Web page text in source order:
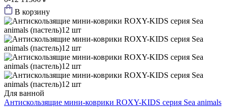
В корзину
Для ванной
Антискользящие мини-коврики ROXY-KIDS серия Sea animals